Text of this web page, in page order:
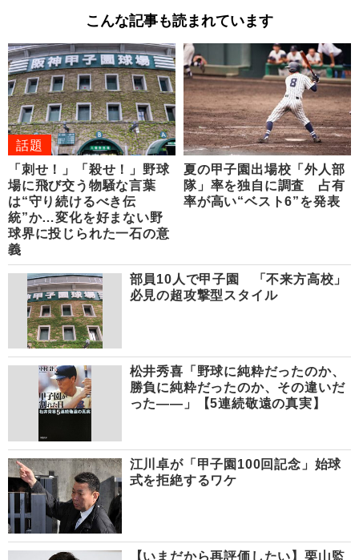
こんな記事も読まれています
話題
「刺せ！」「殺せ！」野球
場に飛び交う物騒な言葉
は“守り続けるべき伝
統”か…変化を好まない野
球界に投じられた一石の意
義
夏の甲子園出場校「外人部
隊」率を独自に調査 占有
率が高い“ベスト6”を発表
部員10人で甲子園 「不来方高校」
必見の超攻撃型スタイル
松井秀喜「野球に純粋だったのか、
勝負に純粋だったのか、その違いだ
った――」【5連続敬遠の真実】
江川卓が「甲子園100回記念」始球
式を拒絶するワケ
【いまだから再評価したい】栗山監